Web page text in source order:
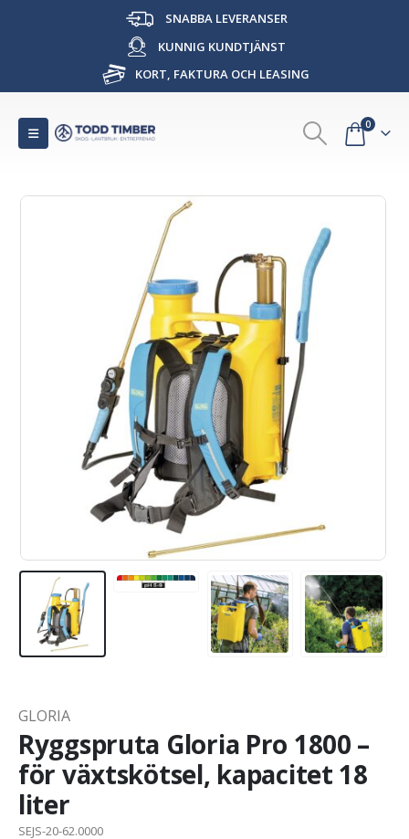
SNABBA LEVERANSER
KUNNIG KUNDTJÄNST
KORT, FAKTURA OCH LEASING
0
GLORIA
Ryggspruta Gloria Pro 1800 –
för växtskötsel, kapacitet 18
liter
SEJS-20-62.0000